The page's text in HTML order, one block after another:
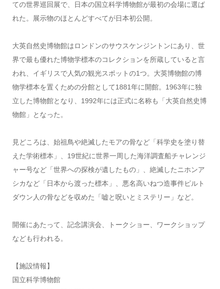
ての世界巡回展で、日本の国立科学博物館が最初の会場に選ば
れた。展示物のほとんどすべてが日本初公開。
大英自然史博物館はロンドンのサウスケンジントンにあり、世
界で最も優れた博物学標本のコレクションを所蔵していると言
われ、イギリスで人気の観光スポットの1つ。大英博物館の博
物学標本を置くための分館として1881年に開館。1963年に独
立した博物館となり、1992年には正式に名称も「大英自然史博
物館」となった。
見どころは、始祖鳥や絶滅したモアの骨など「科学史を塗り替
えた学術標本」、19世紀に世界一周した海洋調査船チャレンジ
ャー号など「世界への探検が遺したもの」、絶滅したニホンア
シカなど「日本から渡った標本」、悪名高いねつ造事件ピルト
ダウン人の骨などを収めた「嘘と呪いとミステリー」など。
開催にあたって、記念講演会、トークショー、ワークショップ
なども行われる。
【施設情報】
国立科学博物館